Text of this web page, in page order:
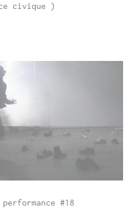
civique )
#18